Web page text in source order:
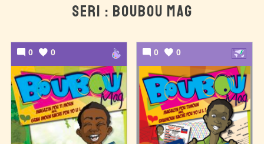
SERI : BOUBOU MAG
0 0 0 0